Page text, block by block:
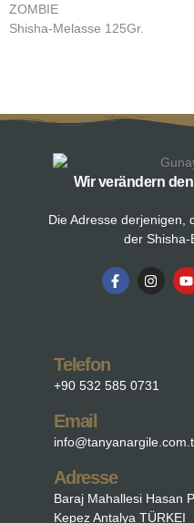
ZOMBIE
Shisha-Melasse 125Gr.
Wir verändern
Die Adresse derjenigen,
der Shisha-
Telefon
+90 532 585 0731
Email
Adresse
Baraj Mahallesi Hasan
Kepez Antalya TÜRKEI